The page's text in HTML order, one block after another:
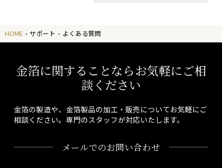
HOME サポート よくある質問
金箔に関することならお気軽にご相
談ください
金箔の製造や、金箔製品の加工・販売についてお気軽にご
相談ください。専門のスタッフが対応いたします。
メールでのお問い合わせ